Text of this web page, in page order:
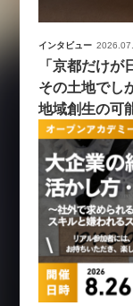
インタビュー
「京都だけが
その土地でし
地域創生の可